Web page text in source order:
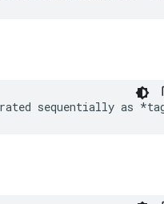
sequentially as